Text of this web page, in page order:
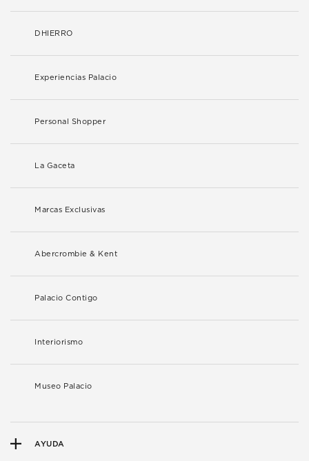
DHIERRO
Experiencias Palacio
Personal Shopper
La Gaceta
Marcas Exclusivas
Abercrombie & Kent
Palacio Contigo
Interiorismo
Museo Palacio
AYUDA